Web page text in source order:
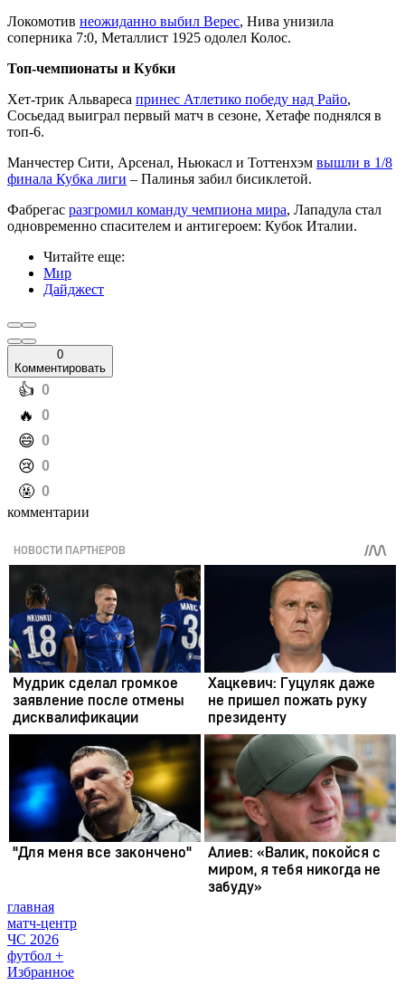
Локомотив неожиданно выбил Верес, Нива унизила
соперника 7:0, Металлист 1925 одолел Колос.
Топ-чемпионаты и Кубки
Хет-трик Альвареса принес Атлетико победу над Райо,
Сосьедад выиграл первый матч в сезоне, Хетафе поднялся в
топ-6.
Манчестер Сити, Арсенал, Ньюкасл и Тоттенхэм вышли в 1/8
финала Кубка лиги – Палинья забил бисиклетой.
Фабрегас разгромил команду чемпиона мира, Лападула стал
одновременно спасителем и антигероем: Кубок Италии.
Читайте еще:
Мир
Дайджест
0
Комментировать
️👍 0
️🔥 0
️😄 0
️😢 0
️🤬 0
комментарии
главная
матч-центр
ЧС 2026
футбол +
Избранное